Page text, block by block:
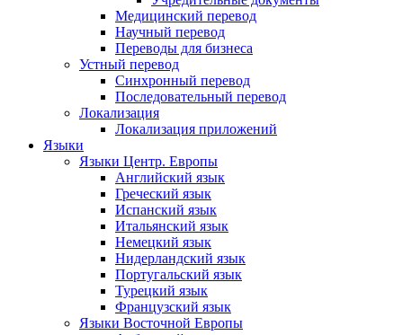
Медицинский перевод
Научный перевод
Переводы для бизнеса
Устный перевод
Синхронный перевод
Последовательный перевод
Локализация
Локализация приложений
Языки
Языки Центр. Европы
Английский язык
Греческий язык
Испанский язык
Итальянский язык
Немецкий язык
Нидерландский язык
Португальский язык
Турецкий язык
Французский язык
Языки Восточной Европы